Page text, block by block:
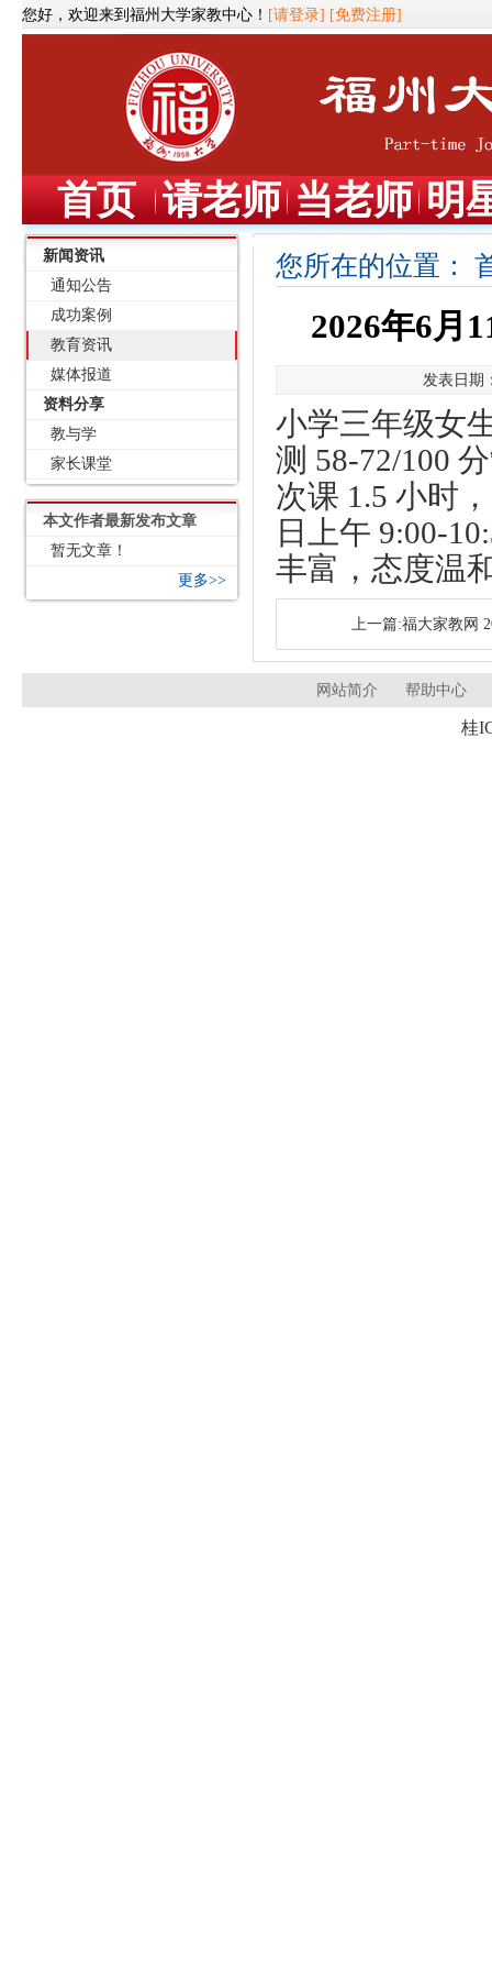
您好，欢迎来到福州大学家教中心！ [请登录] [免费注册]
首页 请老师 当老师 明
新闻资讯
通知公告
成功案例
教育资讯
媒体报道
资料分享
教与学
家长课堂
本文作者最新发布文章
暂无文章！
更多>>
您所在的位置：
2026年6月
发表日期
小学三年级女
测 58-72/100
次课 1.5 小时
日上午 9:00-
丰富，态度温
上一篇:福大家教网
网站简介 帮助中心
桂